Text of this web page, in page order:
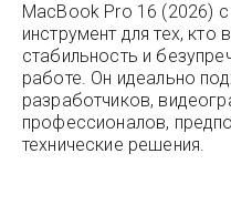
MacBook Pro 16 (2026)
инструмент для тех, кто
стабильность и
работе. Он идеально
разработчиков,
профессионалов,
технические решения.